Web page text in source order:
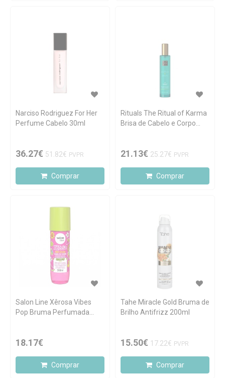
Narciso Rodriguez For Her
Perfume Cabelo 30ml
36.27€ 51.82€ PVPR
Comprar
Rituals The Ritual of Karma
Brisa de Cabelo e Corpo
21.13€ 25.27€ PVPR
Comprar
Salon Line Xêrosa Vibes
Pop Bruma Perfumada
18.17€
Comprar
Tahe Miracle Gold Bruma de
Brilho Antifrizz 200ml
15.50€ 17.22€ PVPR
Comprar